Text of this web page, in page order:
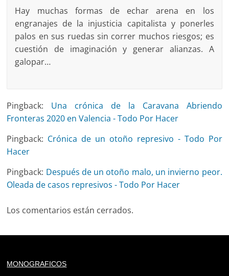
Hay muchas formas de echar arena en los
engranajes de la injusticia capitalista y ponerles
palos en sus ruedas sin correr muchos riesgos; es
cuestión de imaginación y generar alianzas. A
galopar…
Pingback: Una crónica de la Caravana Abriendo
Fronteras 2020 en Valencia - Todo Por Hacer
Pingback: Crónica de un otoño represivo - Todo Por
Hacer
Pingback: Después de un otoño malo, un invierno peor.
Oleada de casos represivos - Todo Por Hacer
Los comentarios están cerrados.
MONOGRAFICOS
of type string is deprecated in